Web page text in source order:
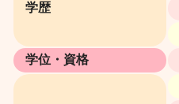
学歴
学位・資格